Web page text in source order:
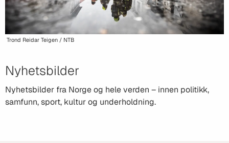
Nyhetsbilder
Nyhetsbilder fra Norge og hele verden – innen politikk,
samfunn, sport, kultur og underholdning.
Trond Reidar Teigen / NTB